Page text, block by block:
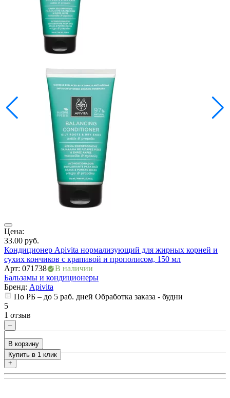
Цена:
33.00 руб.
Кондиционер Apivita нормализующий для жирных корней и
сухих кончиков с крапивой и прополисом, 150 мл
Арт: 071738
В наличии
Бальзамы и кондиционеры
Бренд: Apivita
По РБ – до 5 раб. дней Обработка заказа - будни
5
1 отзыв
–
+
В корзину
Купить в 1 клик